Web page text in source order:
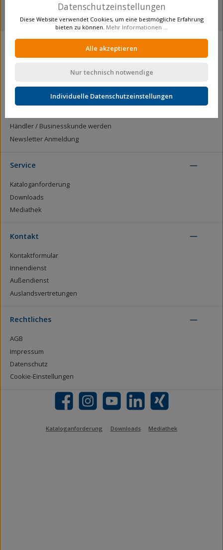
mehr als 12.000 Produkte
Unternehmen
Zahlen, Daten, Fakten
Produktion / Sonderfertigung
Händler / Businesskunde werden
Newsletter Anmeldung
Service
Kataloganforderung
Downloads
Mediathek
Kontakt
Kontaktformular
Innendienst
Außendienst
Auslandsvertretungen
Rechtliches
AGB
Impressum
Datenschutz
Cookie-Einstellungen
Facebook Instagram YouTube LinkedIn Xing
Kataloganforderung Downloads Mediathek
Datenschutzeinstellungen
Diese Website verwendet Cookies, um eine bestmögliche Erfahrung
bieten zu können. Mehr Informationen ...
Alle akzeptieren
Nur technisch notwendige
Individuelle Datenschutzeinstellungen